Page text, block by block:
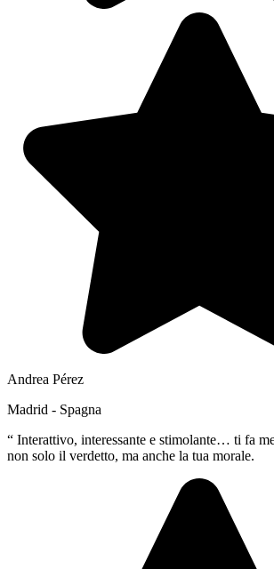
Andrea Pérez
Madrid - Spagna
“ Interattivo, interessante e stimolante… ti fa
non solo il verdetto, ma anche la tua morale.